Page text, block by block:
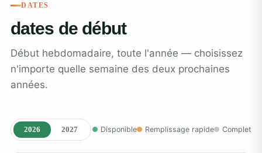
DATES
dates de début
Début hebdomadaire, toute l'année — choisissez
n'importe quelle semaine des deux prochaines
années.
2026 2027 Disponible Remplissage rapide Complet